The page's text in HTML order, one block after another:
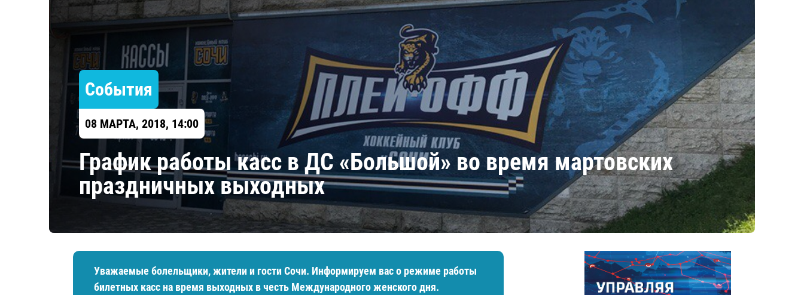
Локомотив
Северсталь
ЦСКА
Шанхайские Драконы
Амур
Сибирь
События
08 МАРТА, 2018, 14:00
График работы касс в ДС «Большой» во время мартовских
праздничных выходных
Уважаемые болельщики, жители и гости Сочи. Информируем вас о режиме работы
билетных касс на время выходных в честь Международного женского дня.